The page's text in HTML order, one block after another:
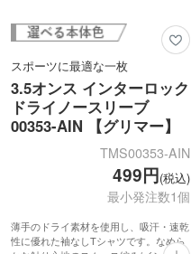
スポーツに最適な一枚
3.5オンス インターロック
ドライノースリーブ
00353-AIN 【グリマー】
TMS00353-AIN
499円(税込)
最小発注数1個
薄手のドライ素材を使用し、吸汗・速乾
性に優れた袖なしTシャツです。なめら